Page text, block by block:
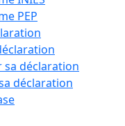
PEP
sa déclaration
déclaration